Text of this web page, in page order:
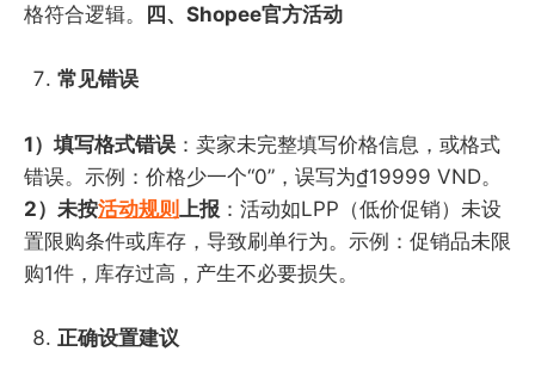
格符合逻辑。
四、Shopee官方活动
常见错误
1）填写格式错误 ：卖家未完整填写价格信息，或格式
错误。示例：价格少一个“0”，误写为₫19999 VND。
2）未按活动规则 上报 ：活动如LPP（低价促销）未设
置限购条件或库存，导致刷单行为。示例：促销品未限
购1件，库存过高，产生不必要损失。
正确设置建议